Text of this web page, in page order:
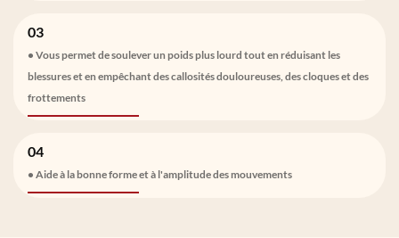
03
• Vous permet de soulever un poids plus lourd tout en réduisant les
blessures et en empêchant des callosités douloureuses, des cloques et des
frottements
04
• Aide à la bonne forme et à l'amplitude des mouvements